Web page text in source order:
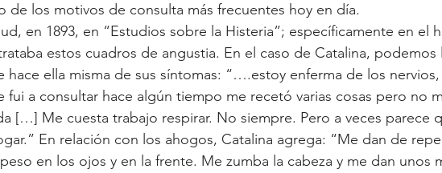
Acompañamiento Terapéutico Violencia Educación Bullying
Amor de pareja Infancia Cuerpo y lenguaje Síntoma
de los motivos de consulta más frecuentes hoy en día.
en 1893, en “Estudios sobre la Histeria”; específicamente en el
estos cuadros de angustia. En el caso de Catalina,
hace ella misma de sus síntomas: “….estoy enferma de los
fui a consultar hace algún tiempo me recetó varias cosas pero no
[…] Me cuesta trabajo respirar. No siempre. Pero a veces parece
En relación con los ahogos, Catalina agrega: “Me dan de
en los ojos y en la frente. Me zumba la cabeza y me dan unos